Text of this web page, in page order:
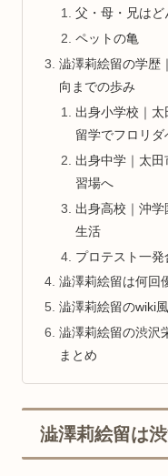
父・母・兄はど
ペットの亀
澁澤莉絵留の学歴
向までの歩み
出身小学校｜
留学でフロリダ
出身中学｜太
習場へ
出身高校｜沖
生活
プロテスト一
澁澤莉絵留は何回
澁澤莉絵留のwiki
澁澤莉絵留の渋沢
まとめ
澁澤莉絵留は